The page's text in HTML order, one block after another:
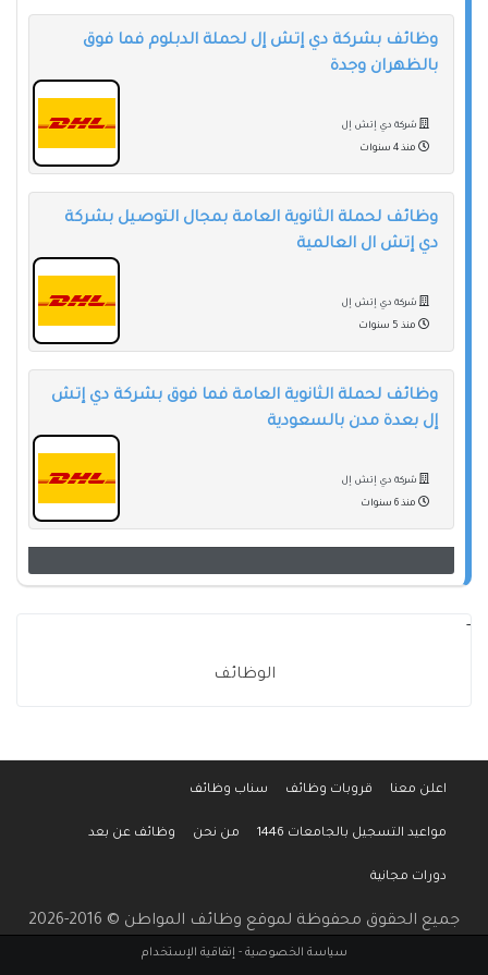
وظائف بشركة دي إتش إل لحملة الدبلوم فما فوق
بالظهران وجدة
شركة دي إتش إل
منذ 4 سنوات
وظائف لحملة الثانوية العامة بمجال التوصيل بشركة
دي إتش ال العالمية
شركة دي إتش إل
منذ 5 سنوات
وظائف لحملة الثانوية العامة فما فوق بشركة دي إتش
إل بعدة مدن بالسعودية
شركة دي إتش إل
منذ 6 سنوات
-
الوظائف
اعلن معنا قروبات وظائف سناب وظائف
مواعيد التسجيل بالجامعات 1446 من نحن وظائف عن بعد
دورات مجانية
جميع الحقوق محفوظة لموقع وظائف المواطن © 2016-2026
سياسة الخصوصية - إتفاقية الإستخدام